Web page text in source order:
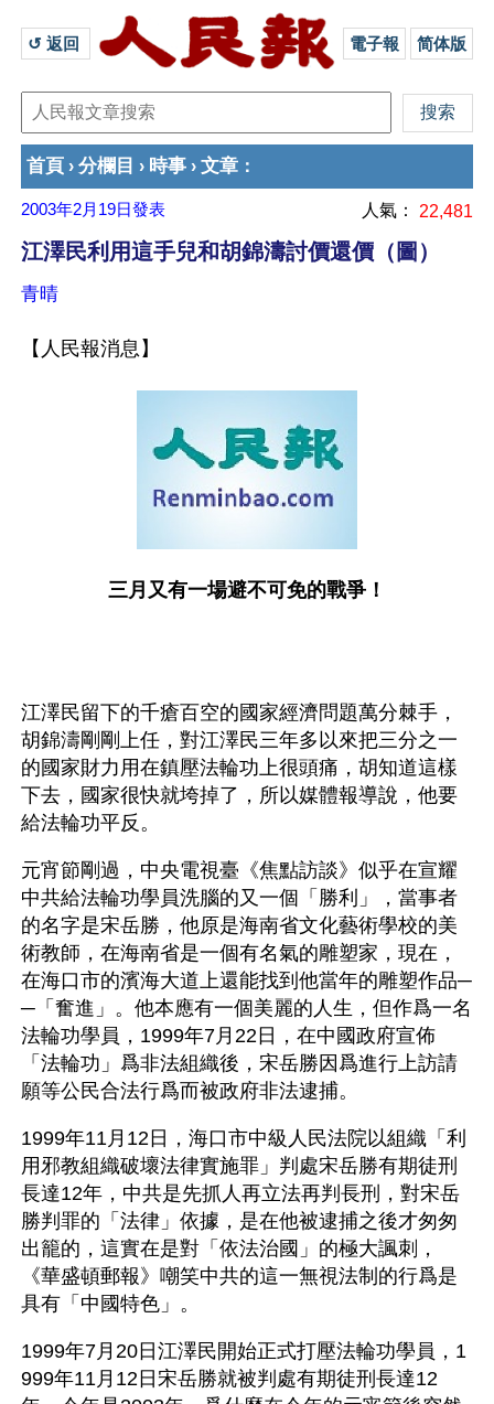
↺ 返回 電子報 简体版
首頁 › 分欄目 › 時事 › 文章 ：
2003年2月19日發表 人氣： 22,481
江澤民利用這手兒和胡錦濤討價還價（圖）
青晴
【人民報消息】
三月又有一場避不可免的戰爭！
江澤民留下的千瘡百空的國家經濟問題萬分棘手，
胡錦濤剛剛上任，對江澤民三年多以來把三分之一
的國家財力用在鎮壓法輪功上很頭痛，胡知道這樣
下去，國家很快就垮掉了，所以媒體報導說，他要
給法輪功平反。
元宵節剛過，中央電視臺《焦點訪談》似乎在宣耀
中共給法輪功學員洗腦的又一個「勝利」，當事者
的名字是宋岳勝，他原是海南省文化藝術學校的美
術教師，在海南省是一個有名氣的雕塑家，現在，
在海口市的濱海大道上還能找到他當年的雕塑作品─
─「奮進」。他本應有一個美麗的人生，但作爲一名
法輪功學員，1999年7月22日，在中國政府宣佈
「法輪功」爲非法組織後，宋岳勝因爲進行上訪請
願等公民合法行爲而被政府非法逮捕。
1999年11月12日，海口市中級人民法院以組織「利
用邪教組織破壞法律實施罪」判處宋岳勝有期徒刑
長達12年，中共是先抓人再立法再判長刑，對宋岳
勝判罪的「法律」依據，是在他被逮捕之後才匆匆
出籠的，這實在是對「依法治國」的極大諷刺，
《華盛頓郵報》嘲笑中共的這一無視法制的行爲是
具有「中國特色」。
1999年7月20日江澤民開始正式打壓法輪功學員，1
999年11月12日宋岳勝就被判處有期徒刑長達12